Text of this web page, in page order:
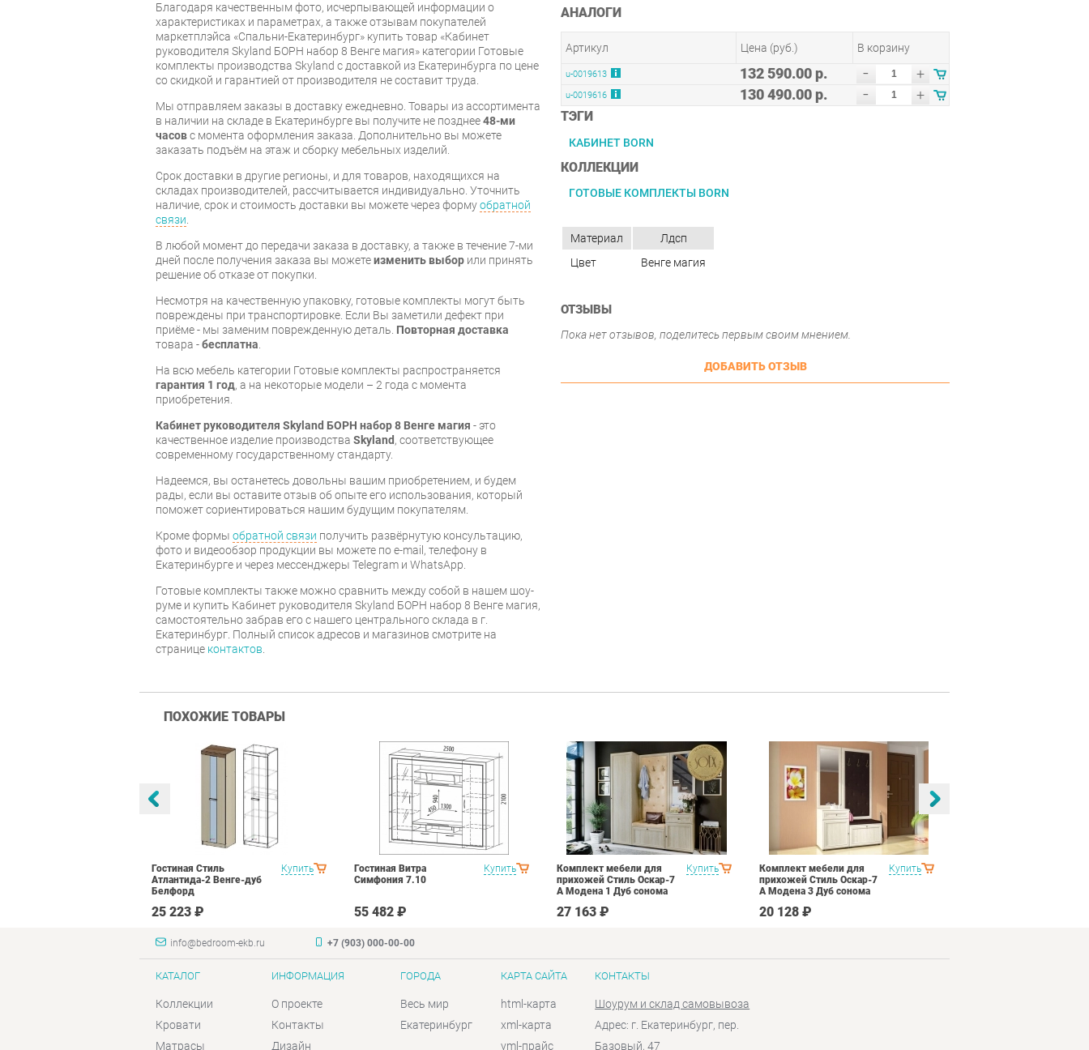
АНАЛОГИ
Артикул Цена (руб.) В корзину
u-0019613 132 590.00 р. - +
u-0019616 130 490.00 р. - +
ТЭГИ
КАБИНЕТ BORN
КОЛЛЕКЦИИ
ГОТОВЫЕ КОМПЛЕКТЫ BORN
Благодаря качественным фото, исчерпывающей информации о
характеристиках и параметрах, а также отзывам покупателей
маркетплэйса «Спальни-Екатеринбург» купить товар «Кабинет
руководителя Skyland БОРН набор 8 Венге магия» категории Готовые
комплекты производства Skyland с доставкой из Екатеринбурга по цене
со скидкой и гарантией от производителя не составит труда.
Мы отправляем заказы в доставку ежедневно. Товары из ассортимента
в наличии на складе в Екатеринбурге вы получите не позднее48-ми
часовс момента оформления заказа. Дополнительно вы можете
заказать подъём на этаж и сборку мебельных изделий.
Срок доставки в другие регионы, и для товаров, находящихся на
складах производителей, рассчитывается индивидуально. Уточнить
наличие, срок и стоимость доставки вы можете через формуобратной
связи.
В любой момент до передачи заказа в доставку, а также в течение 7-ми
дней после получения заказа вы можетеизменить выбор или принять
решение об отказе от покупки.
Несмотря на качественную упаковку, готовые комплекты могут быть
повреждены при транспортировке. Если Вы заметили дефект при
приёме - мы заменим поврежденную деталь. Повторная доставка
товара -бесплатна.
На всю мебель категории Готовые комплекты распространяется
гарантия 1 год, а на некоторые модели – 2 года с момента
приобретения.
Кабинет руководителя Skyland БОРН набор 8 Венге магия - это
качественное изделие производства Skyland, соответствующее
современному государственному стандарту.
Надеемся, вы останетесь довольны вашим приобретением, и будем
рады, если вы оставите отзыв об опыте его использования, который
поможет сориентироваться нашим будущим покупателям.
Кроме формы обратной связи получить развёрнутую консультацию,
фото и видеообзор продукции вы можете по e-mail, телефону в
Екатеринбурге и через мессенджеры Telegram и WhatsApp.
Готовые комплекты также можно сравнить между собой в нашем шоу-
руме и купить Кабинет руководителя Skyland БОРН набор 8 Венге магия,
самостоятельно забрав его с нашего центрального склада в г.
Екатеринбург. Полный список адресов и магазинов смотрите на
странице контактов.
Материал
Лдсп
Цвет
Венге магия
ОТЗЫВЫ
Пока нет отзывов, поделитесь первым своим мнением.
ДОБАВИТЬ ОТЗЫВ
ПОХОЖИЕ ТОВАРЫ
Купить
Гостиная Стиль
Атлантида-2 Венге-дуб
Белфорд
25 223 ₽
Купить
Гостиная Витра
Симфония 7.10
55 482 ₽
Купить
Комплект мебели для
прихожей Стиль Оскар-7
А Модена 1 Дуб сонома
27 163 ₽
Купить
Комплект мебели для
прихожей Стиль Оскар-7
А Модена 3 Дуб сонома
20 128 ₽
info@bedroom-ekb.ru +7 (903) 000-00-00
КАТАЛОГ
Коллекции
Кровати
Матрасы
ИНФОРМАЦИЯ
О проекте
Контакты
Дизайн
ГОРОДА
Весь мир
Екатеринбург
КАРТА САЙТА
html-карта
xml-карта
yml-прайс
КОНТАКТЫ
Шоурум и склад самовывоза
Адрес: г. Екатеринбург, пер.
Базовый, 47